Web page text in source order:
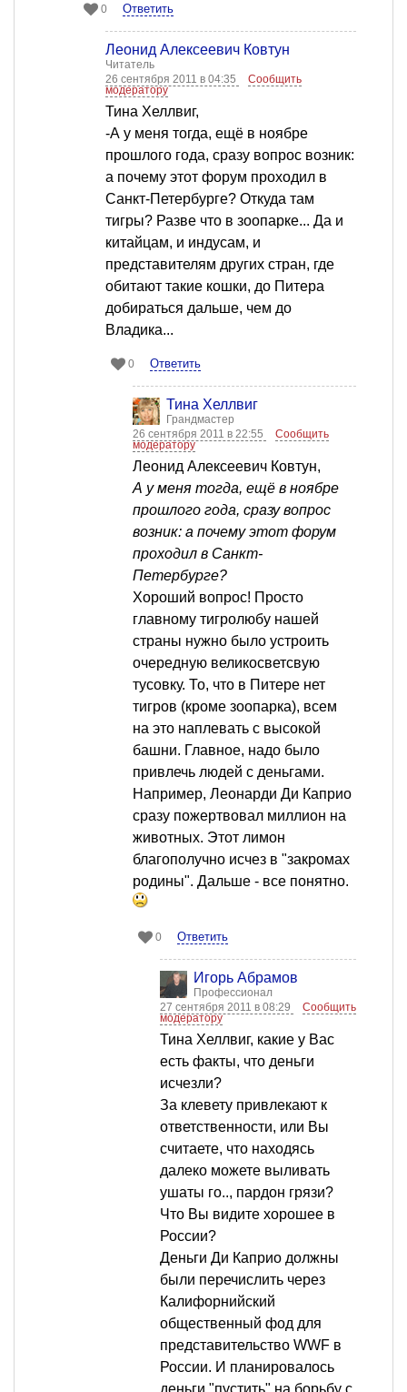
0 Ответить
Леонид Алексеевич Ковтун
Читатель
26 сентября 2011 в 04:35
Сообщить
модератору
Тина Хеллвиг,
-А у меня тогда, ещё в ноябре
прошлого года, сразу вопрос возник:
а почему этот форум проходил в
Санкт-Петербурге? Откуда там
тигры? Разве что в зоопарке... Да и
китайцам, и индусам, и
представителям других стран, где
обитают такие кошки, до Питера
добираться дальше, чем до
Владика...
0 Ответить
Тина Хеллвиг
Грандмастер
26 сентября 2011 в 22:55
Сообщить
модератору
Леонид Алексеевич Ковтун,
А у меня тогда, ещё в ноябре
прошлого года, сразу вопрос
возник: а почему этот форум
проходил в Санкт-
Петербурге?
Хороший вопрос! Просто
главному тигролюбу нашей
страны нужно было устроить
очередную великосветсвую
тусовку. То, что в Питере нет
тигров (кроме зоопарка), всем
на это наплевать с высокой
башни. Главное, надо было
привлечь людей с деньгами.
Например, Леонарди Ди Каприо
сразу пожертвовал миллион на
животных. Этот лимон
благополучно исчез в "закромах
родины". Дальше - все понятно.
0 Ответить
Игорь Абрамов
Профессионал
27 сентября 2011 в 08:29
Сообщить
модератору
Тина Хеллвиг, какие у Вас
есть факты, что деньги
исчезли?
За клевету привлекают к
ответственности, или Вы
считаете, что находясь
далеко можете выливать
ушаты го.., пардон грязи?
Что Вы видите хорошее в
России?
Деньги Ди Каприо должны
были перечислить через
Калифорнийский
общественный фод для
представительство WWF в
России. И планировалось
деньги "пустить" на борьбу с